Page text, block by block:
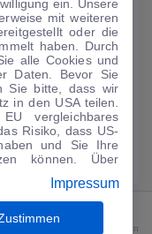
Guter Preis4
Details
Rate anpassen
komb. 123 g/km
und junge Gebrauchte um den
ein. Unsere
mit weiteren
oder die
haben. Durch
alle Cookies und
Daten. Bevor Sie
Sie bitte, dass wir
in den USA teilen.
vergleichbares
Risiko, dass US-
und Sie Ihre
können. Über
im Bereich
finden
Impressum